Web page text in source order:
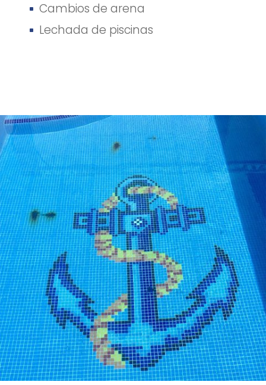
^ Cambios de arena
^ Lechada de piscinas